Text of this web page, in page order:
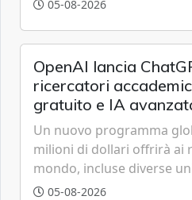
05-08-2026
OpenAI lancia
ricercatori
gratuito e IA
scienziati
Un nuovo programma
milioni di dollari offrirà ai
mondo, incluse diverse
strumenti avanzati basati
05-08-2026